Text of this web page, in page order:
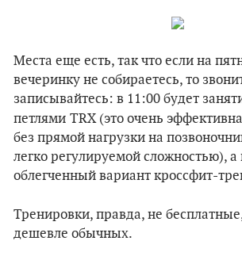
Места еще есть, так что если на
вечеринку не собираетесь, то
записывайтесь: в 11:00 будет
петлями TRX (это очень
без прямой нагрузки на
легко регулируемой сложностью), а
облегченный вариант кроссфит-
Тренировки, правда, не
дешевле обычных.